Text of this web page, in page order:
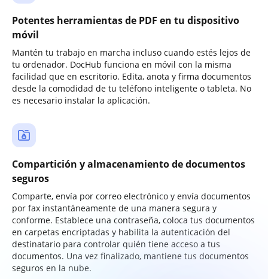
Potentes herramientas de PDF en tu dispositivo
móvil
Mantén tu trabajo en marcha incluso cuando estés lejos de
tu ordenador. DocHub funciona en móvil con la misma
facilidad que en escritorio. Edita, anota y firma documentos
desde la comodidad de tu teléfono inteligente o tableta. No
es necesario instalar la aplicación.
Compartición y almacenamiento de documentos
seguros
Comparte, envía por correo electrónico y envía documentos
por fax instantáneamente de una manera segura y
conforme. Establece una contraseña, coloca tus documentos
en carpetas encriptadas y habilita la autenticación del
destinatario para controlar quién tiene acceso a tus
documentos. Una vez finalizado, mantiene tus documentos
seguros en la nube.